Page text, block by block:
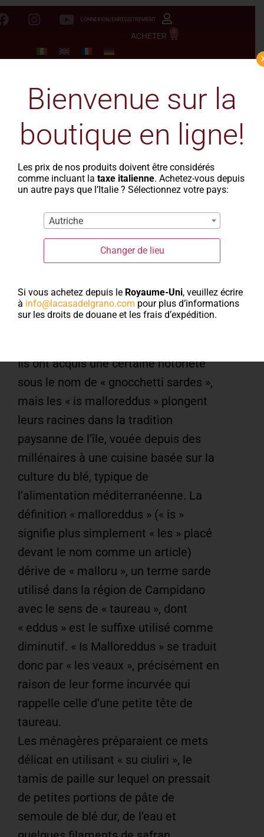
CONNEXION/ENREGISTREMENT
ACHETER 0
Pourquoi les
s’appellent
« malloreddus »
Ils ont acquis une certaine notoriété
sous le nom de « gnocchetti sardes »,
mais les « is malloreddus » plongent
leurs racines dans la tradition
paysanne de l’île, vouée depuis des
millénaires à une cuisine basée sur la
culture du blé, typique de
l’alimentation méditerranéenne. La
définition « malloreddus » (« is »
signifie plus simplement « les » placé
devant le nom comme un article)
dérive de « malloru », un terme sarde
utilisé dans la région de Campidano
avec le sens de « taureau », dont
« eddus » est le suffixe utilisé comme
diminutif. « Is Malloreddus » se traduit
donc par « les veaux », précisément en
raison de leur forme incurvée qui
rappelle celle d’une petite tête de
taureau.
Les ménagères préparaient ce mets
délicat en utilisant « su ciuliri », le
tamis de paille sur lequel on pressait
de petites portions de pâte de
semoule de blé dur, de l’eau et
Bienvenue sur la
boutique en ligne!
Les prix de nos produits doivent être considérés
comme incluant lataxe italienne. Achetez-vous depuis
un autre pays que l’Italie ? Sélectionnez votre pays:
Autriche
Changer de lieu
Si vous achetez depuis le Royaume-Uni, veuillez écrire
à info@lacasadelgrano.com pour plus d’informations
sur les droits de douane et les frais d’expédition.